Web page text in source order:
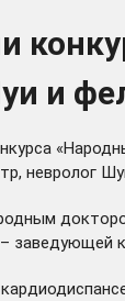
и
невролог
заведующей